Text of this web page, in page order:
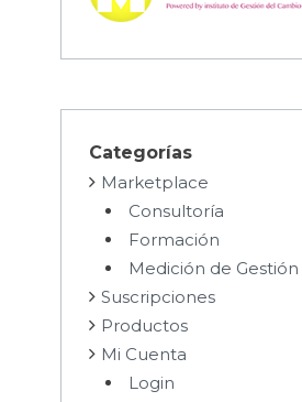
Categorías
Marketplace
Consultoría
Formación
Medición de
Suscripciones
Productos
Mi Cuenta
Login